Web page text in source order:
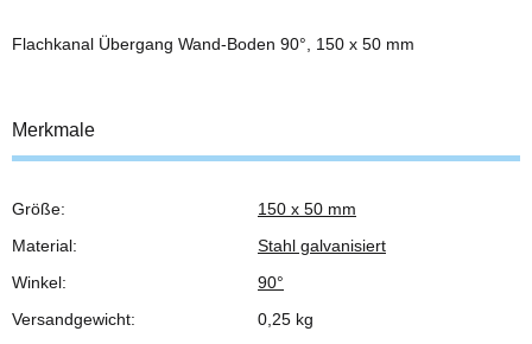
Flachkanal Übergang Wand-Boden 90°, 150 x 50 mm
Merkmale
Produkteigenschaft
Wert
Größe:
150 x 50 mm
Material:
Stahl galvanisiert
Winkel:
90°
Versandgewicht:
0,25 kg